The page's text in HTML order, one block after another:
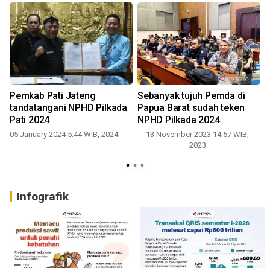
Pemkab Pati Jateng
tandatangani NPHD Pilkada
Pati 2024
05 January 2024 5:44 WIB, 2024
Sebanyak tujuh Pemda di
Papua Barat sudah teken
NPHD Pilkada 2024
13 November 2023 14:57 WIB,
2023
Infografik